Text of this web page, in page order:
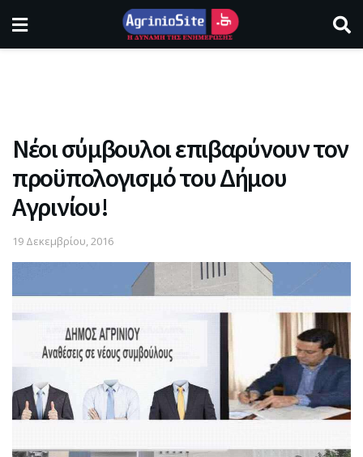
Νέοι σύμβουλοι επιβαρύνουν τον
προϋπολογισμό του Δήμου
Αγρινίου!
19 Δεκεμβρίου, 2016